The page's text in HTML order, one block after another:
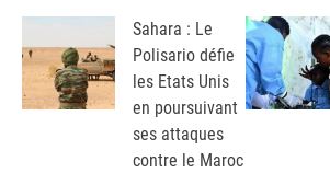
Sahara : Le
Polisario défie
les Etats Unis
en poursuivant
ses attaques
contre le Maroc